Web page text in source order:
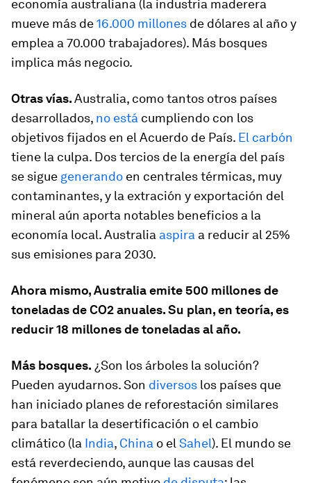
economía australiana (la industria maderera
mueve más de16.000 millones de dólares al año y
emplea a 70.000 trabajadores). Más bosques
implica más negocio.
Otras vías.Australia, como tantos otros países
desarrollados, no está cumpliendo con los
objetivos fijados en el Acuerdo de País. El carbón
tiene la culpa. Dos tercios de la energía del país
se sigue generando en centrales térmicas, muy
contaminantes, y la extración y exportación del
mineral aún aporta notables beneficios a la
economía local. Australia aspira a reducir al 25%
sus emisiones para 2030.
Ahora mismo, Australia emite 500 millones de
toneladas de CO2 anuales. Su plan, en teoría, es
reducir 18 millones de toneladas al año.
Más bosques. ¿Son los árboles la solución?
Pueden ayudarnos. Son diversos los países que
han iniciado planes de reforestación similares
para batallar la desertificación o el cambio
climático (la India, China o el Sahel). El mundo se
está reverdeciendo, aunque las causas del